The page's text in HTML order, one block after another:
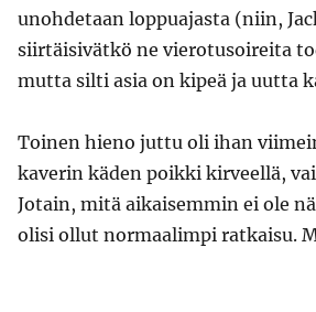
unohdetaan loppuajasta (niin,
siirtäisivätkö ne vierotusoireita
mutta silti asia on kipeä ja uutta
Toinen hieno juttu oli ihan
kaverin käden poikki kirveellä,
Jotain, mitä aikaisemmin ei ole
olisi ollut normaalimpi ratkaisu.